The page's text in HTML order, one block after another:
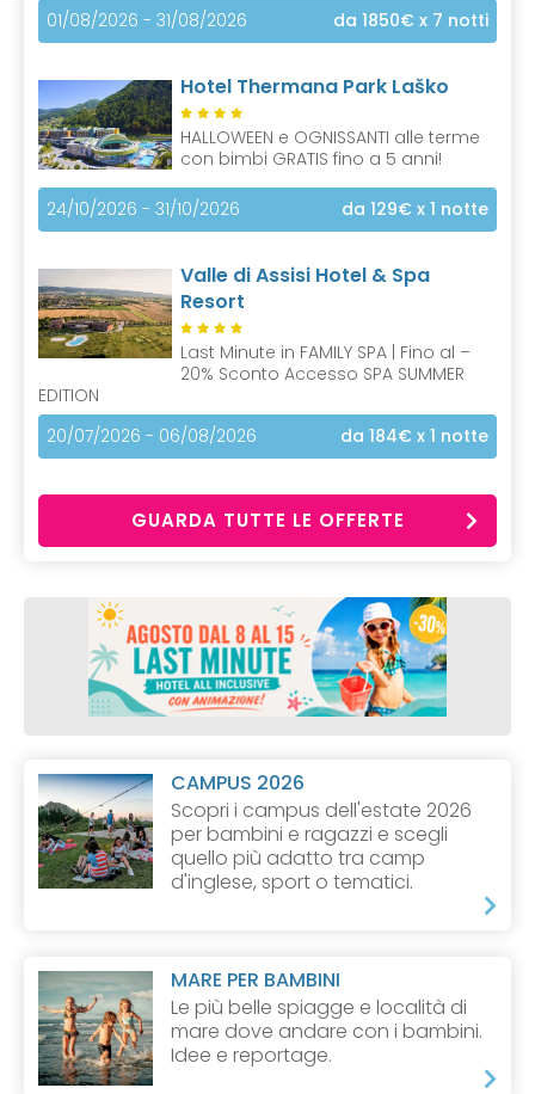
01/08/2026 - 31/08/2026 da 1850€ x 7 notti
Hotel Thermana Park Laško
HALLOWEEN e OGNISSANTI alle terme
con bimbi GRATIS fino a 5 anni!
24/10/2026 - 31/10/2026 da 129€ x 1 notte
Valle di Assisi Hotel & Spa
Resort
Last Minute in FAMILY SPA | Fino al –
20% Sconto Accesso SPA SUMMER
EDITION
20/07/2026 - 06/08/2026
da 184€ x 1 notte
GUARDA TUTTE LE OFFERTE
CAMPUS 2026
Scopri i campus dell'estate 2026
per bambini e ragazzi e scegli
quello più adatto tra camp
d'inglese, sport o tematici.
MARE PER BAMBINI
Le più belle spiagge e località di
mare dove andare con i bambini.
Idee e reportage.